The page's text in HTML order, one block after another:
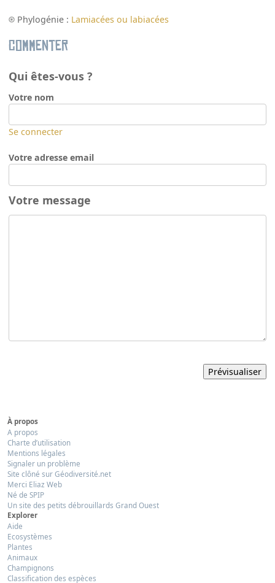
Phylogénie : Lamiacées ou labiacées
Commenter
Qui êtes-vous ?
Votre nom
Se connecter
Votre adresse email
Votre message
À propos
A propos
Charte d’utilisation
Mentions légales
Signaler un problème
Site clôné sur Géodiversité.net
Merci Eliaz Web
Né de SPIP
Un site des petits débrouillards Grand Ouest
Explorer
Aide
Ecosystèmes
Plantes
Animaux
Champignons
Classification des espèces